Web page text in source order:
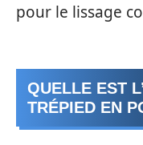
pour le lissage
QUELLE EST
TRÉPIED EN